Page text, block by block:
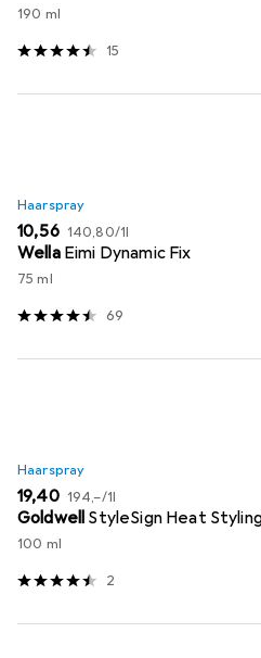
190 ml
15
Haarspray
EUR
10,56 EUR
140,80/1l
Wella Eimi Dynamic Fix
75 ml
69
Haarspray
EUR
19,40 EUR
194,–/1l
Goldwell StyleSign Heat
100 ml
2